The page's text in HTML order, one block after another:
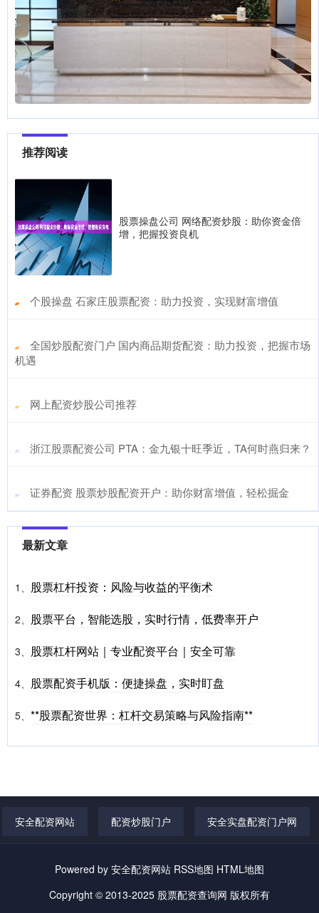
推荐阅读
股票操盘公司 网络配资炒股：助你资金倍
增，把握投资良机
​个股操盘 石家庄股票配资：助力投资，实现财富增值
​全国炒股配资门户 国内商品期货配资：助力投资，把握市场
机遇
​网上配资炒股公司推荐
​浙江股票配资公司 PTA：金九银十旺季近，TA何时燕归来？
​证券配资 股票炒股配资开户：助你财富增值，轻松掘金
最新文章
1、 股票杠杆投资：风险与收益的平衡术
2、 股票平台，智能选股，实时行情，低费率开户
3、 股票杠杆网站｜专业配资平台｜安全可靠
4、 股票配资手机版：便捷操盘，实时盯盘
5、 **股票配资世界：杠杆交易策略与风险指南**
安全配资网站 配资炒股门户 安全实盘配资门户网
Powered by 安全配资网站 RSS地图 HTML地图
Copyright © 2013-2025 股票配资查询网 版权所有